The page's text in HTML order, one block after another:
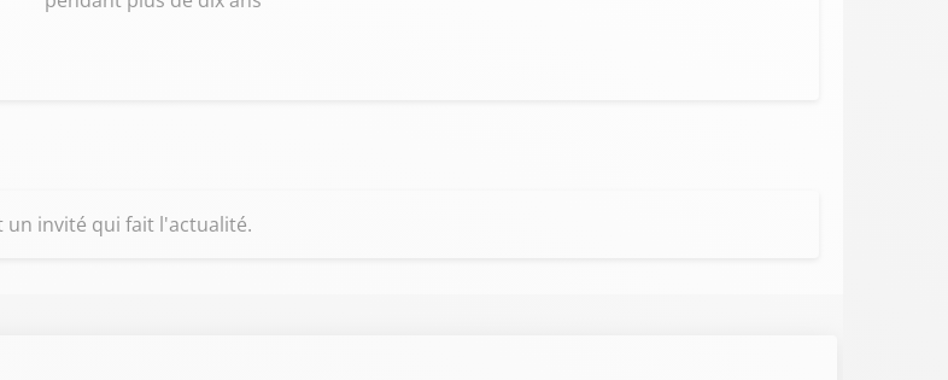
un invité qui fait l'actualité.